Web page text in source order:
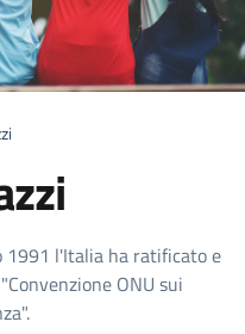
1991 l'Italia ha ratificato e
ONU sui